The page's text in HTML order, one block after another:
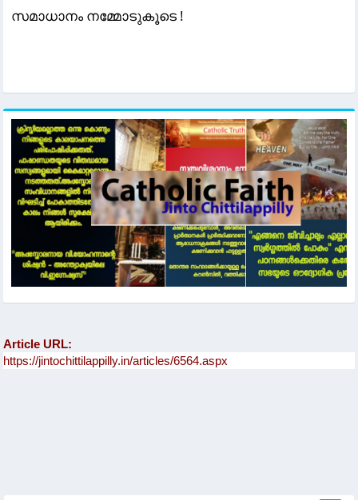
സമാധാനം നമ്മോടുകൂടെ !
Article URL: